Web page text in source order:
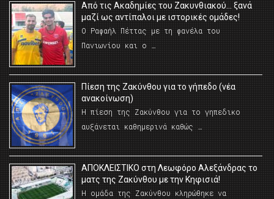
Από τις Ακαδημίες του Ζακυνθιακού… ξανά
μαζί ως αντίπαλοι με ιστορικές ομάδες!
Ο Ραφαήλ Πέττας με τη φανέλα του
Πανιωνίου και ο …
Πίεση της Ζακύνθου για το γήπεδο (νέα
ανακοίνωση)
Η πίεση της Ζακύνθου για το γηπεδικο
αυξάνεται καθημερινά καθώς …
AΠΟΚΛΕΙΣΤΙΚΟ στη Λεωφόρο Αλεξάνδρας το
ματς της Ζακύνθου με την Κηφισιά!
Η ομάδα της Ζακύνθου κληρώθηκε να